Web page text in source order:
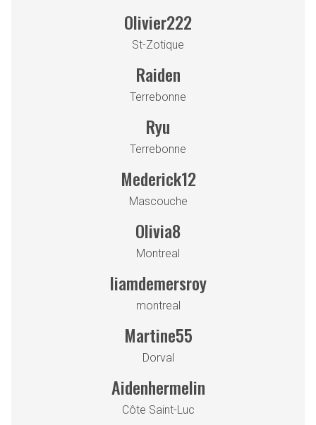
Olivier222
St-Zotique
Raiden
Terrebonne
Ryu
Terrebonne
Mederick12
Mascouche
Olivia8
Montreal
liamdemersroy
montreal
Martine55
Dorval
Aidenhermelin
Côte Saint-Luc